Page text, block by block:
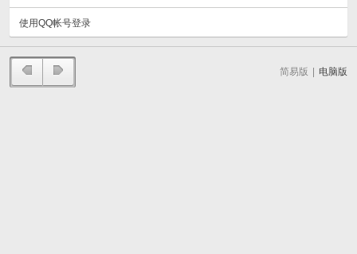
使用QQ帐号登录
简易版 电脑版